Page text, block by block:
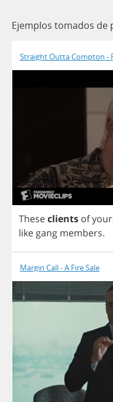
Ejemplos tomados de
Straight Outta Compton -
Theseclients of
like gang members.
Margin Call - A Fire Sale